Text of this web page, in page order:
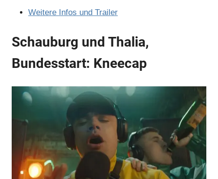
Anzeige
Weitere Infos und Trailer
Schauburg und Thalia,
Bundesstart: Kneecap